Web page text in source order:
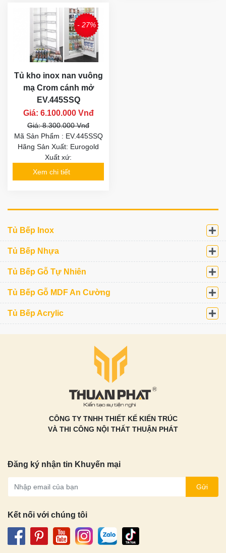
- 27%
Tủ kho inox nan vuông
mạ Crom cánh mở
EV.445SSQ
Giá: 6.100.000 Vnđ
Giá: 8.300.000 Vnđ
Mã Sản Phẩm : EV.445SSQ
Hãng Sản Xuất: Eurogold
Xuất xứ:
Xem chi tiết
Tủ Bếp Inox
Tủ Bếp Nhựa
Tủ Bếp Gỗ Tự Nhiên
Tủ Bếp Gỗ MDF An Cường
Tủ Bếp Acrylic
CÔNG TY TNHH THIẾT KẾ KIẾN TRÚC
VÀ THI CÔNG NỘI THẤT THUẬN PHÁT
Đăng ký nhận tin Khuyến mại
Gửi
Kết nối với chúng tôi